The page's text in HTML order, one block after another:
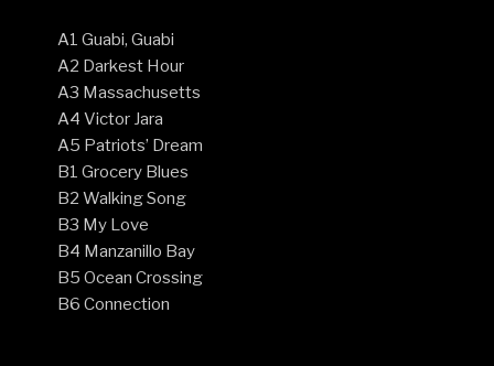
A1 Guabi, Guabi
A2 Darkest Hour
A3 Massachusetts
A4 Victor Jara
A5 Patriots’ Dream
B1 Grocery Blues
B2 Walking Song
B3 My Love
B4 Manzanillo Bay
B5 Ocean Crossing
B6 Connection